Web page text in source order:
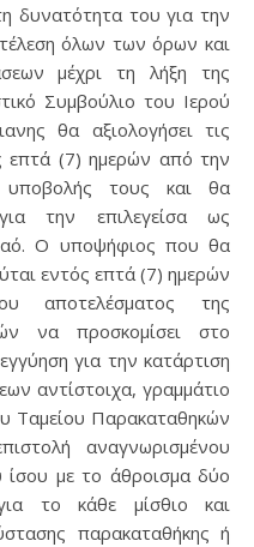
δυνατότητα του για την
όλων των όρων και
μέχρι τη λήξη της
Συμβούλιο του Ιερού
θα αξιολογήσει τις
επτά (7) ημερών από την
υποβολής τους και θα
την επιλεγείσα ως
Ο υποψήφιος που θα
εντός επτά (7) ημερών
αποτελέσματος της
να προσκομίσει στο
για την κατάρτιση
αντίστοιχα, γραμμάτιο
Ταμείου Παρακαταθηκών
αναγνωρισμένου
ίσου με το άθροισμα δύο
το κάθε μίσθιο και
παρακαταθήκης ή